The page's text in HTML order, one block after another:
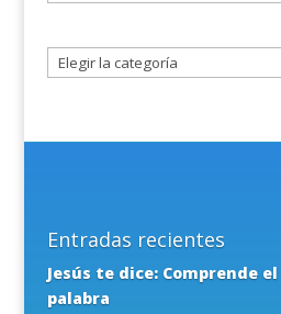
un
Entradas recientes
Jesús te dice: Comprende
palabra